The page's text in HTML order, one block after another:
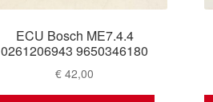
ECU Bosch ME7.4.4
0261206943 9650346180
€ 42,00